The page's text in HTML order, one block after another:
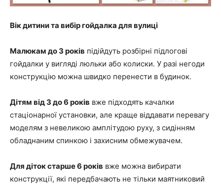
Вік дитини та вибір гойдалка для вулиці
Малюкам до 3 років підійдуть розбірні підлогові
гойдалки у вигляді люльки або колиски. У разі негоди
конструкцію можна швидко перенести в будинок.
Дітям від 3 до 6 років вже підходять качалки
стаціонарної установки, але краще віддавати перевагу
моделям з невеликою амплітудою руху, з сидінням
обладнаним спинкою і захисним обмежувачем.
Для діток старше 6 років вже можна вибирати
конструкції, які передбачають не тільки маятниковий